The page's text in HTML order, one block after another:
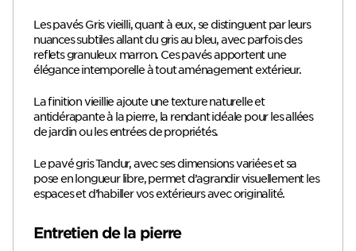
Les pavés Gris vieilli, quant à eux, se distinguent par leurs
nuances subtiles allant du gris au bleu, avec parfois des
reflets granuleux marron. Ces pavés apportent une
élégance intemporelle à tout aménagement extérieur.
La finition vieillie ajoute une texture naturelle et
antidérapante à la pierre, la rendant idéale pour les allées
de jardin ou les entrées de propriétés.
Le pavé gris Tandur, avec ses dimensions variées et sa
pose en longueur libre, permet d’agrandir visuellement les
espaces et d’habiller vos extérieurs avec originalité.
Entretien de la pierre